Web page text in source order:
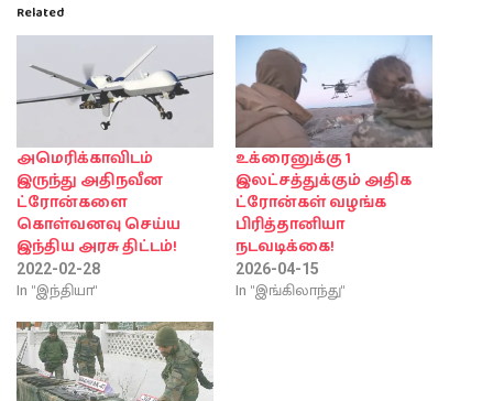
Related
அமெரிக்காவிடம்
இருந்து அதிநவீன
ட்ரோன்களை
கொள்வனவு செய்ய
இந்திய அரசு திட்டம்!
2022-02-28
In "இந்தியா"
உக்ரைனுக்கு 1
இலட்சத்துக்கும் அதிக
ட்ரோன்கள் வழங்க
பிரித்தானியா
நடவடிக்கை!
2026-04-15
In "இங்கிலாந்து"